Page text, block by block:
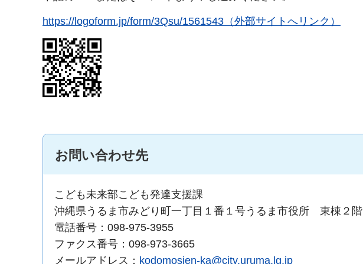
https://logoform.jp/form/3Qsu/1561543（外部サイトへリンク）
お問い合わせ先
こども未来部こども発達支援課
沖縄県うるま市みどり町一丁目１番１号うるま市役所 東棟２階
電話番号：098-975-3955
ファクス番号：098-973-3665
メールアドレス： kodomosien-ka@city.uruma.lg.jp